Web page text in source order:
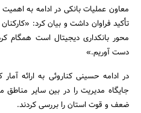
معاون عملیات بانکی در ادامه به
تأکید فراوان داشت و بیان کرد:
محور بانکداری دیجیتال است همگام
دست آوریم.»
در ادامه حسینی کناروئی به ارائه
جایگاه مدیریت را در بین سایر مناطق
ضعف و قوت استان را بررسی کردند.